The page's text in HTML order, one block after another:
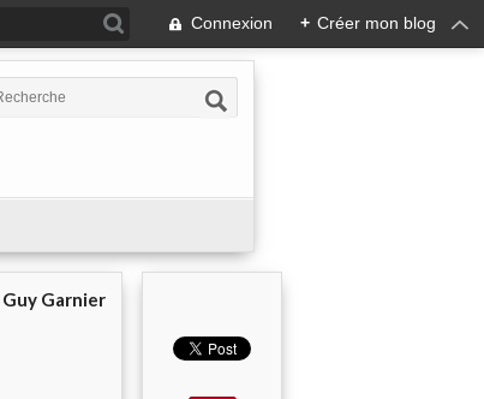
Connexion + Créer mon blog
Guy Garnier